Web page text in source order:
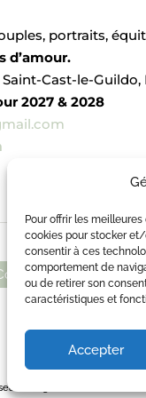
Pour offrir les
cookies pour stocker
consentir à ces
comportement de
ou de retirer son
caractéristiques et
Accepter
portraits,
d’amour.
Cast-le-Guildo,
2027 & 2028
engines.